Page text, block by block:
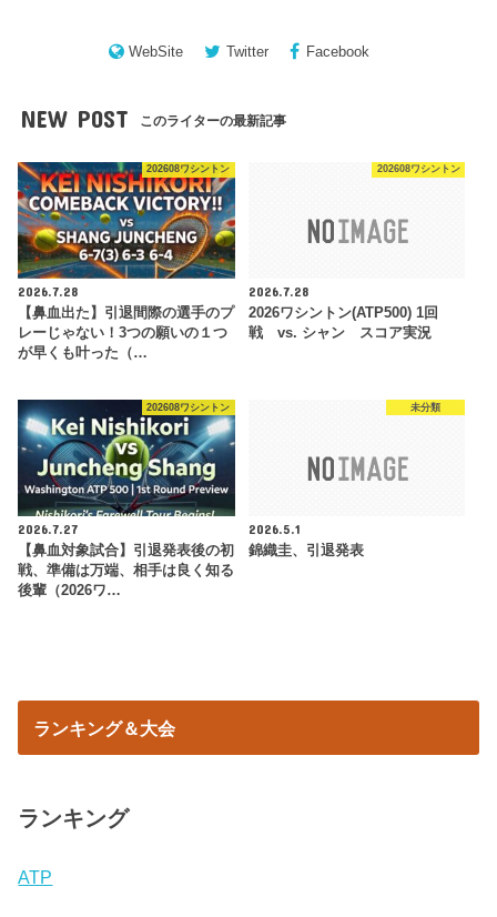
WebSite Twitter Facebook
NEW POST このライターの最新記事
202608ワシントン
2026.7.28
【鼻血出た】引退間際の選手のプ
レーじゃない！3つの願いの１つ
が早くも叶った（…
202608ワシントン
2026.7.28
2026ワシントン(ATP500) 1回
戦 vs. シャン スコア実況
202608ワシントン
2026.7.27
【鼻血対象試合】引退発表後の初
戦、準備は万端、相手は良く知る
後輩（2026ワ…
未分類
2026.5.1
錦織圭、引退発表
ランキング＆大会
ランキング
ATP